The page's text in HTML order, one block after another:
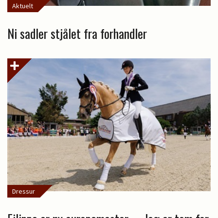
Aktuelt
Ni sadler stjålet fra forhandler
Dressur